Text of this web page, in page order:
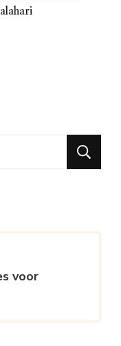
voor